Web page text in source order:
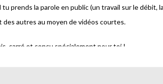
prends la parole en public (un travail sur le
autres au moyen de vidéos courtes.
carré et conçu spécialement pour toi !